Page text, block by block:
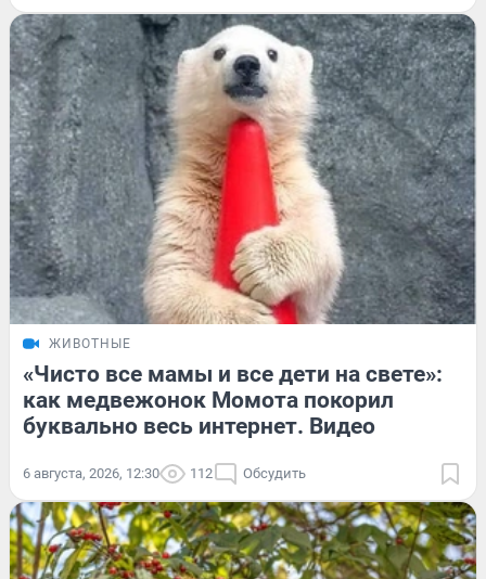
ЖИВОТНЫЕ
«Чисто все мамы и все дети на свете»:
как медвежонок Момота покорил
буквально весь интернет. Видео
6 августа, 2026, 12:30 112 Обсудить